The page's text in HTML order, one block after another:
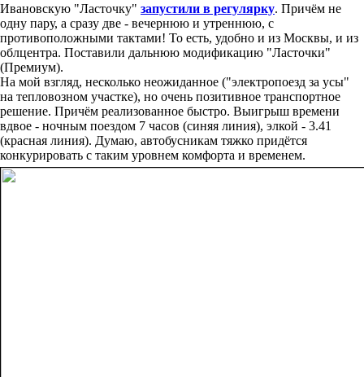
Ивановскую "Ласточку" запустили в регулярку. Причём не
одну пару, а сразу две - вечернюю и утреннюю, с
противоположными тактами! То есть, удобно и из Москвы, и из
облцентра. Поставили дальнюю модификацию "Ласточки"
(Премиум).
На мой взгляд, несколько неожиданное ("электропоезд за усы"
на тепловозном участке), но очень позитивное транспортное
решение. Причём реализованное быстро. Выигрыш времени
вдвое - ночным поездом 7 часов (синяя линия), элкой - 3.41
(красная линия). Думаю, автобусникам тяжко придётся
конкурировать с таким уровнем комфорта и временем.